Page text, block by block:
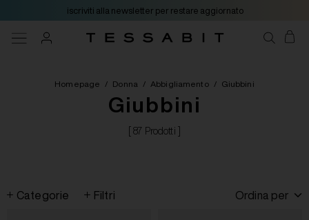
iscriviti alla newsletter per restare aggiornato
Homepage / Donna / Abbigliamento / Giubbini
Giubbini
[ 87 Prodotti ]
Categorie Filtri Ordina per